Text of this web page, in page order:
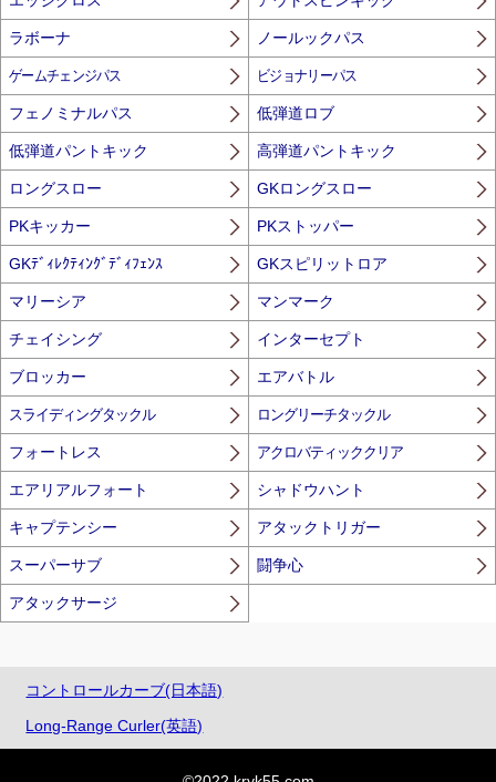
ラボーナ ノールックパス
ゲームチェンジパス ビジョナリーパス
フェノミナルパス 低弾道ロブ
低弾道パントキック 高弾道パントキック
ロングスロー GKロングスロー
PKキッカー PKストッパー
GKﾃﾞｨﾚｸﾃｨﾝｸﾞﾃﾞｨﾌｪﾝｽ GKスピリットロア
マリーシア マンマーク
チェイシング インターセプト
ブロッカー エアバトル
スライディングタックル ロングリーチタックル
フォートレス アクロバティッククリア
エアリアルフォート シャドウハント
キャプテンシー アタックトリガー
スーパーサブ 闘争心
アタックサージ
コントロールカーブ(日本語)
Long-Range Curler(英語)